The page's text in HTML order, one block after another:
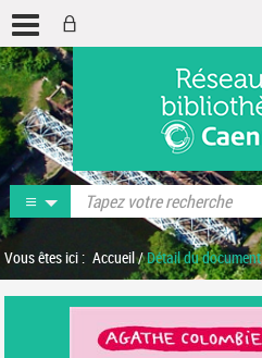
Vous êtes ici : Accueil/Détail du document